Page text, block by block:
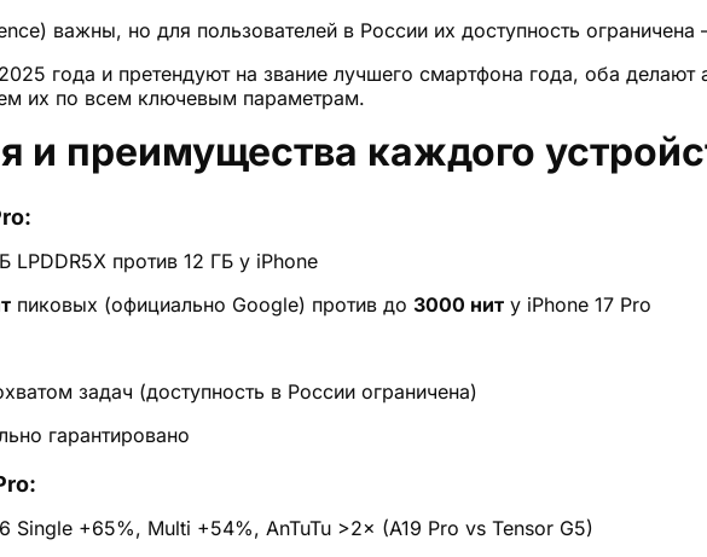
важны, но для пользователей в России их доступность
года и претендуют на звание лучшего смартфона года, оба
их по всем ключевым параметрам.
и преимущества каждого
LPDDR5X против 12 ГБ у iPhone
пиковых (официально Google) против до 3000 нит у iPhone 17 Pro
задач (доступность в России ограничена)
гарантировано
Single +65%, Multi +54%, AnTuTu >2× (A19 Pro vs Tensor G5)